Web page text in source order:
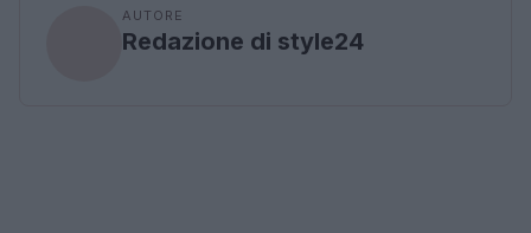
AUTORE
Redazione di style24